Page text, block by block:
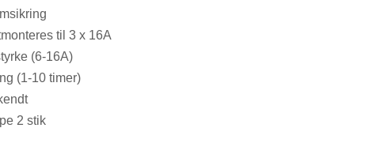
til 3 x 16A
(6-16A)
(1-10 timer)
2 stik